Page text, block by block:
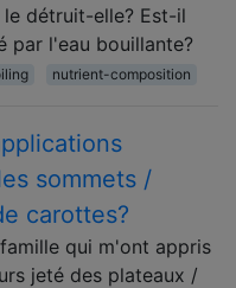
détruit-elle? Est-il
par l'eau bouillante?
nutrient-composition
sommets /
carottes?
qui m'ont appris
jeté des plateaux /